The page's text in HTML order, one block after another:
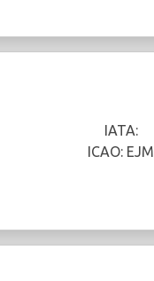
IATA:
ICAO: EJM